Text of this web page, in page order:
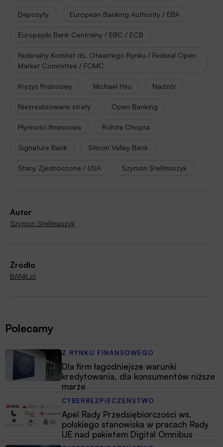
Depozyty European Banking Authority / EBA
Europejski Bank Centralny / EBC / ECB
Federalny Komitet ds. Otwartego Rynku / Federal Open
Market Committee / FOMC
Kryzys finansowy Michael Hsu Nadzór
Niezrealizowane straty Open Banking
Płynność finansowa Rohita Chopra
Signature Bank Silicon Valley Bank
Stany Zjednoczone / USA Szymon Stellmaszyk
Autor
Szymon Stellmaszyk
Źródło
BANK.pl
Polecamy
Z RYNKU FINANSOWEGO
Dla firm łagodniejsze warunki
kredytowania, dla konsumentów niższe
marże
CYBERBEZPIECZEŃSTWO
Apel Rady Przedsiębiorczości ws.
polskiego stanowiska w pracach Rady
UE nad pakietem Digital Omnibus